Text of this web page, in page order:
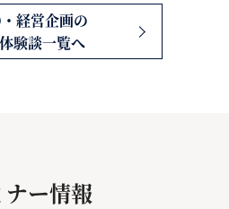
経営企画の
験談一覧へ
ナー情報